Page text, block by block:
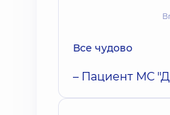
Все чудово
– Пациент МС